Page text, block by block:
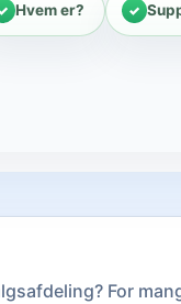
Hvem er?
For